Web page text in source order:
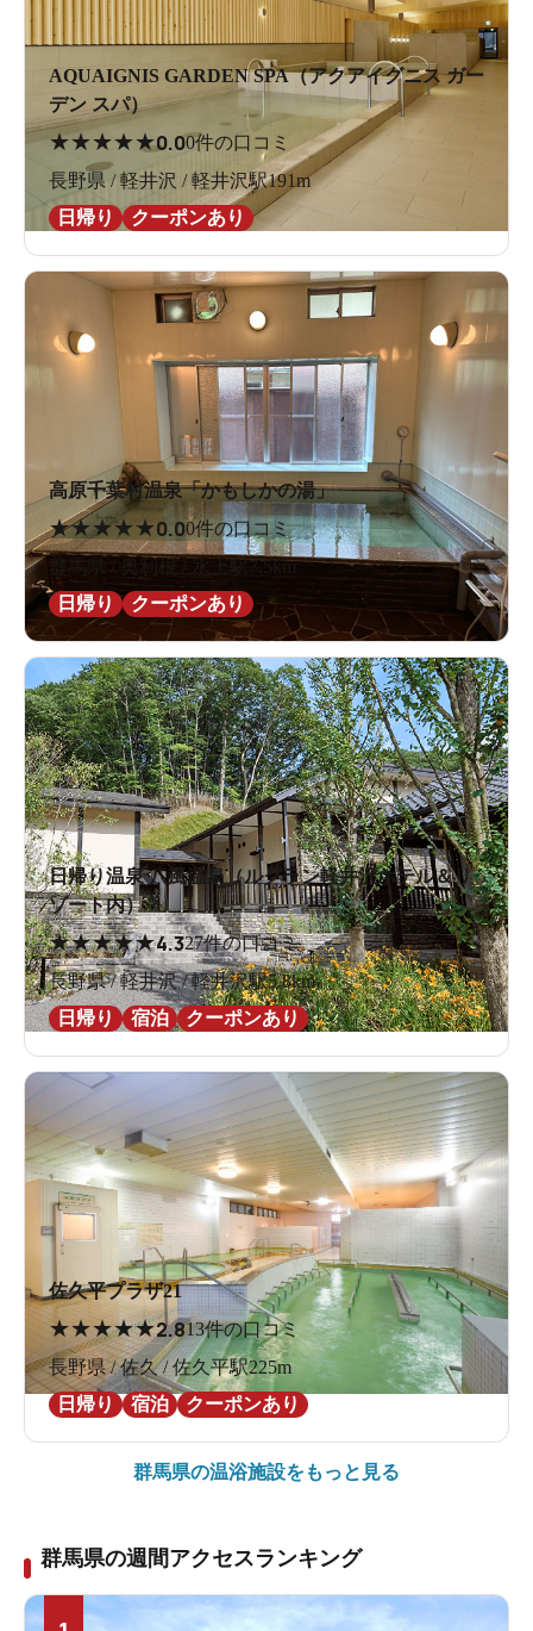
AQUAIGNIS GARDEN SPA（アクアイグニス ガー
デン スパ）
★★★★★0.00件の口コミ
長野県 / 軽井沢 / 軽井沢駅191m
日帰り
クーポンあり
高原千葉村温泉「かもしかの湯」
★★★★ ★0.00件の口コミ
群馬県 / 奥利根 / 水上駅7.5km
日帰り
クーポンあり
日帰り温泉 八風温泉（ルグラン軽井沢ホテル＆リ
ゾート内）
★★★★★4.327件の口コミ
長野県 / 軽井沢 / 軽井沢駅5.8km
日帰り
宿泊 クーポンあり
佐久平プラザ21
★★★★★2.813件の口コミ
長野県 / 佐久 / 佐久平駅225m
日帰り
宿泊 クーポンあり
群馬県の温浴施設をもっと見る
群馬県の週間アクセスランキング